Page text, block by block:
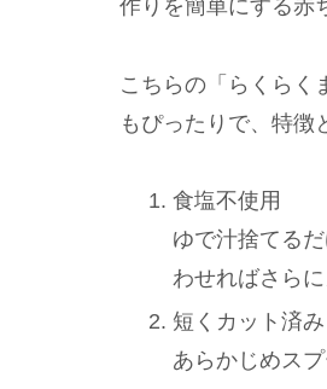
作りを簡単にする赤
こちらの「らくらく
もぴったりで、特徴
食塩不使用
ゆで汁捨てる
わせればさら
短くカット済み
あらかじめス